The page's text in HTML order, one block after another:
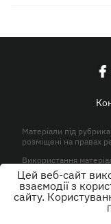
Матеріали під
розміщені на правах
Використання
активного
© ТОВ «ЮЛАВ МЕДІА»
Цей веб-сайт
взаємодії з
сайту.